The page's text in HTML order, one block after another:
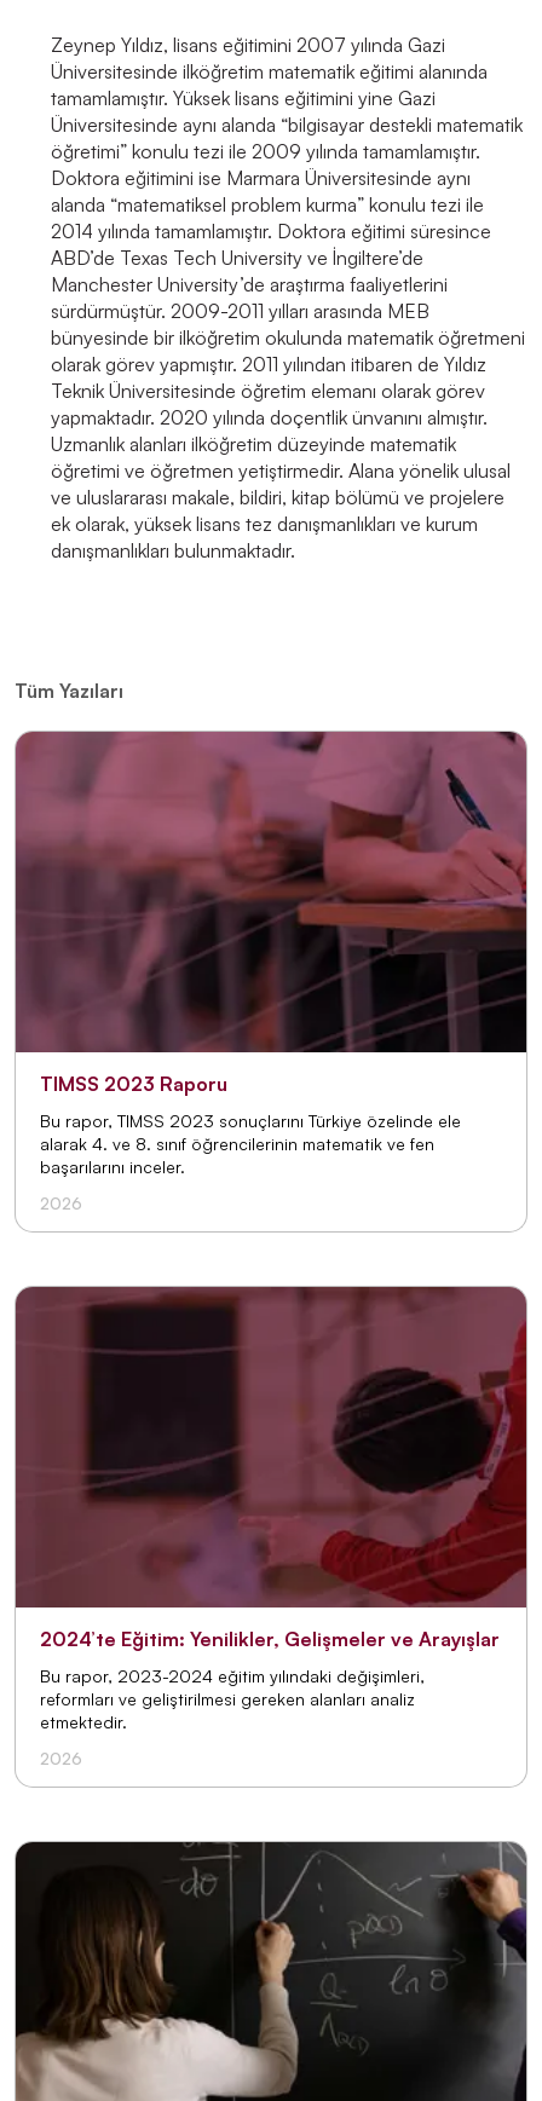
Zeynep Yıldız, lisans eğitimini 2007 yılında Gazi
Üniversitesinde ilköğretim matematik eğitimi alanında
tamamlamıştır. Yüksek lisans eğitimini yine Gazi
Üniversitesinde aynı alanda “bilgisayar destekli matematik
öğretimi” konulu tezi ile 2009 yılında tamamlamıştır.
Doktora eğitimini ise Marmara Üniversitesinde aynı
alanda “matematiksel problem kurma” konulu tezi ile
2014 yılında tamamlamıştır. Doktora eğitimi süresince
ABD’de Texas Tech University ve İngiltere’de
Manchester University’de araştırma faaliyetlerini
sürdürmüştür. 2009-2011 yılları arasında MEB
bünyesinde bir ilköğretim okulunda matematik öğretmeni
olarak görev yapmıştır. 2011 yılından itibaren de Yıldız
Teknik Üniversitesinde öğretim elemanı olarak görev
yapmaktadır. 2020 yılında doçentlik ünvanını almıştır.
Uzmanlık alanları ilköğretim düzeyinde matematik
öğretimi ve öğretmen yetiştirmedir. Alana yönelik ulusal
ve uluslararası makale, bildiri, kitap bölümü ve projelere
ek olarak, yüksek lisans tez danışmanlıkları ve kurum
danışmanlıkları bulunmaktadır.
Tüm Yazıları
TIMSS 2023 Raporu
Bu rapor, TIMSS 2023 sonuçlarını Türkiye özelinde ele
alarak 4. ve 8. sınıf öğrencilerinin matematik ve fen
başarılarını inceler.
2026
2024’te Eğitim: Yenilikler, Gelişmeler ve Arayışlar
Bu rapor, 2023-2024 eğitim yılındaki değişimleri,
reformları ve geliştirilmesi gereken alanları analiz
etmektedir.
2026